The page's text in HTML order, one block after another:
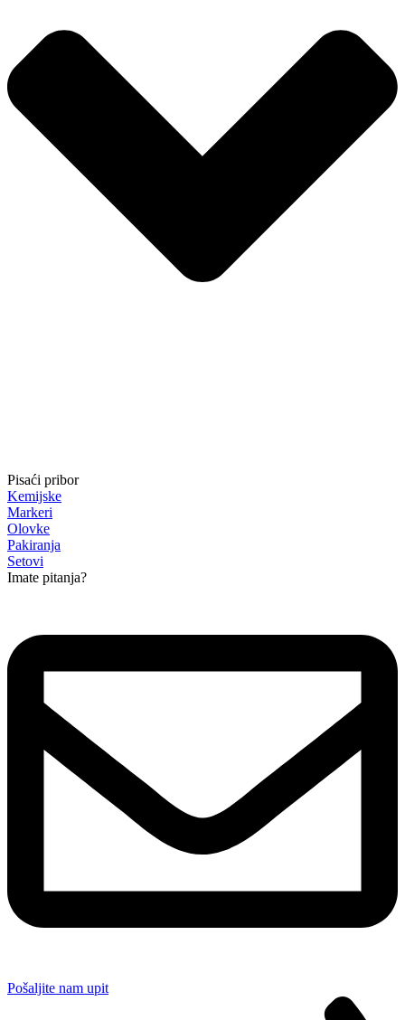
Pisaći pribor
Kemijske
Markeri
Olovke
Pakiranja
Setovi
Imate pitanja?
Pošaljite nam upit